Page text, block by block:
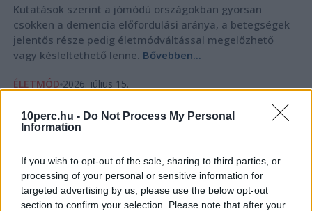
10perc.hu - Do Not Process My Personal
Information
If you wish to opt-out of the sale, sharing to third parties, or
processing of your personal or sensitive information for
targeted advertising by us, please use the below opt-out
section to confirm your selection. Please note that after your
Kutatások szerint a jómódú országokban gyorsan
csökken a demencia előfordulási aránya, a betegségek
jelentős része pedig életmódváltással megelőzhető
vagy késleltethető lenne. Bővebben...
ÉLETMÓD 2026. július 15.
Schobert Norbi által említett féreghajtó-